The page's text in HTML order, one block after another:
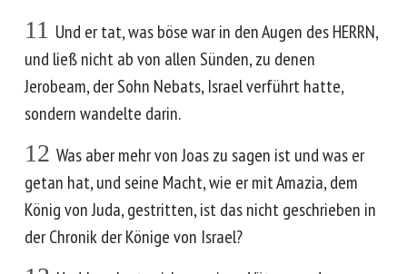
11 Und er tat, was böse war in den Augen des HERRN,
und ließ nicht ab von allen Sünden, zu denen
Jerobeam, der Sohn Nebats, Israel verführt hatte,
sondern wandelte darin.
12 Was aber mehr von Joas zu sagen ist und was er
getan hat, und seine Macht, wie er mit Amazia, dem
König von Juda, gestritten, ist das nicht geschrieben in
der Chronik der Könige von Israel?